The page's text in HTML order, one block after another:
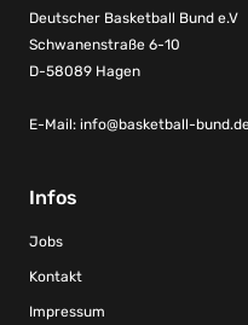
Deutscher Basketball Bund e.V
Schwanenstraße 6-10
D-58089 Hagen
E-Mail: info@basketball-
Infos
Jobs
Kontakt
Impressum